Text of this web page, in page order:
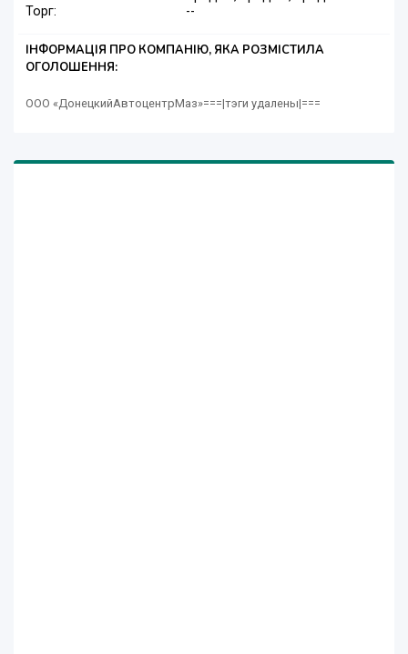
Торг:
--
ІНФОРМАЦІЯ ПРО КОМПАНІЮ, ЯКА РОЗМІСТИЛА
ОГОЛОШЕННЯ:
ООО «ДонецкийАвтоцентрМаз»===|тэги удалены|===